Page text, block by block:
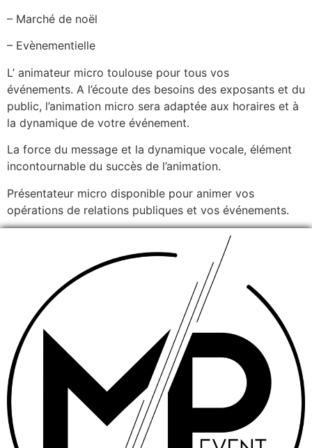
– Marché de noël
– Evènementielle
L’ animateur micro toulouse pour tous vos
événements. A l’écoute des besoins des exposants et du
public, l’animation micro sera adaptée aux horaires et à
la dynamique de votre événement.
La force du message et la dynamique vocale, élément
incontournable du succès de l’animation.
Présentateur micro disponible pour animer vos
opérations de relations publiques et vos événements.